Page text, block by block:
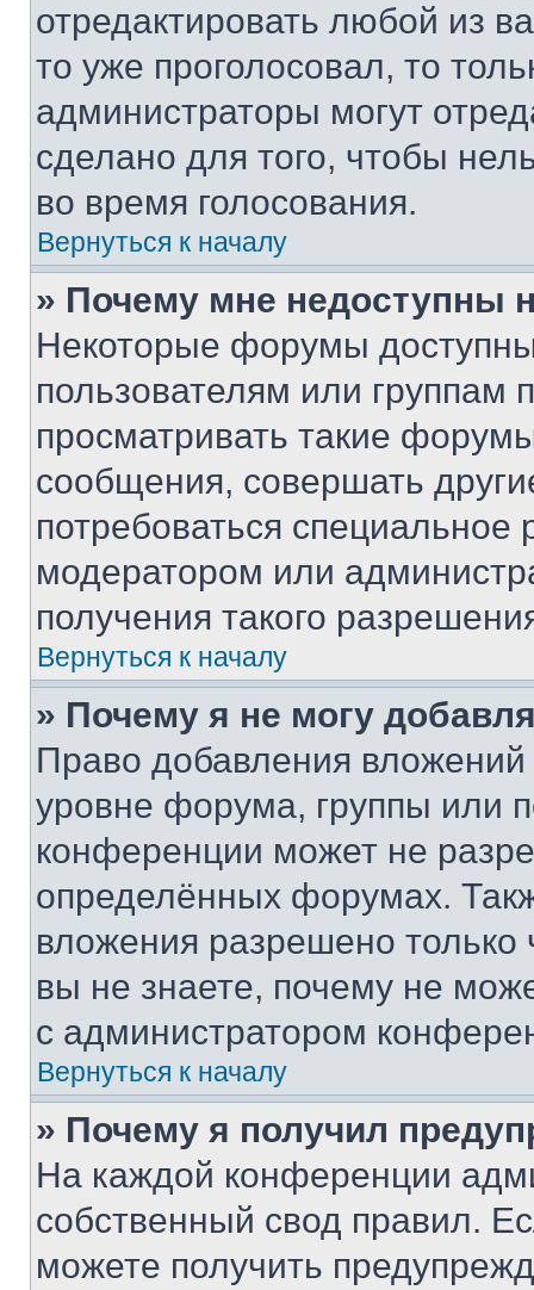
отредактировать любой из
то уже проголосовал, то
администраторы могут
сделано для того, чтобы
во время голосования.
Вернуться к началу
» Почему мне недоступны
Некоторые форумы
пользователям или группам
просматривать такие
сообщения, совершать
потребоваться
модератором или
получения такого
Вернуться к началу
» Почему я не могу
Право добавления
уровне форума, группы или
конференции может не
определённых форумах.
вложения разрешено
вы не знаете, почему не
с администратором
Вернуться к началу
» Почему я получил
На каждой конференции
собственный свод правил.
можете получить